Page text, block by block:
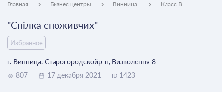
Главная Бизнес центры Винница Класс B
"Спілка споживчих"
Избранное
г. Винница. Старогородскойр-н, Визволення 8
807
17 декабря 2021 ID 1423